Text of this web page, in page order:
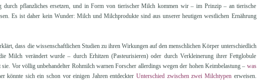
durch pflanzliches ersetzen, und in Form von tierischer Milch kommen wir – im Prinzip – an tierische
Es ist daher kein Wunder: Milch und Milchprodukte sind aus unserer heutigen westlichen Ernährung
dass die wissenschaftlichen Studien zu ihren Wirkungen auf den menschlichen Körper unterschiedlich
Milch verändert wurde – durch Erhitzen (Pasteurisieren) oder durch Verkleinerung ihrer Fettglobule
Vor völlig unbehandelter Rohmilch warnen Forscher allerdings wegen der hohen Keimbelastung – was
könnte sich ein schon vor einigen Jahren entdeckterUnterschied zwischen zwei Milchtypenerweisen.